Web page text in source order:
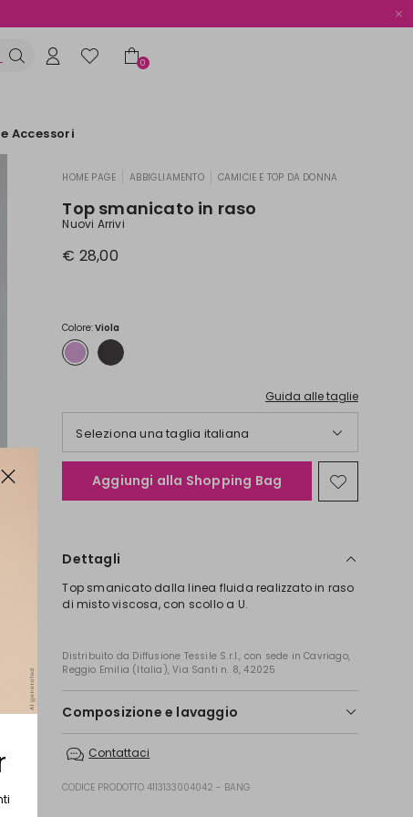
0
Accessori
HOME PAGE| ABBIGLIAMENTO CAMICIE E TOP DA DONNA
Top smanicato in raso
Nuovi Arrivi
€ 28,00
Colore:Viola
Guida alle taglie
Seleziona una taglia italiana
Aggiungi alla Shopping Bag
Sposta
nella
Dettagli
Top smanicato dalla linea fluida realizzato in raso
di misto viscosa, con scollo a U.
Distribuito da Diffusione Tessile S.r.l., con sede in Cavriago,
Reggio Emilia (Italia), Via Santi n. 8, 42025
Composizione e lavaggio
asciugare a macchina; ; ferro tiepido max 110
percloroetilene; no lavaggio professionale in
Contattaci
CODICE PRODOTTO 4113133004042 - BANG